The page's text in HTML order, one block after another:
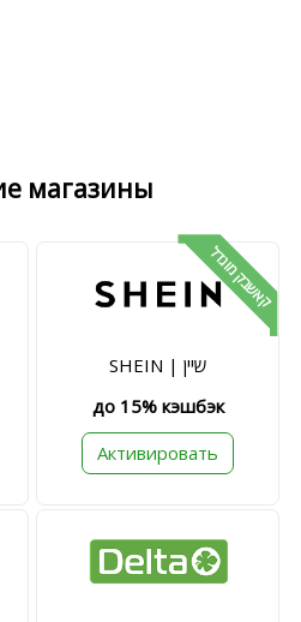
магазины
קאשבק מוגדל
SHEIN | שיין
до 15% кэшбэк
Активировать